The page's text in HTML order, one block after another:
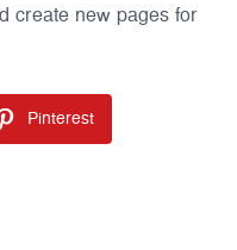
create new pages for
Pinterest